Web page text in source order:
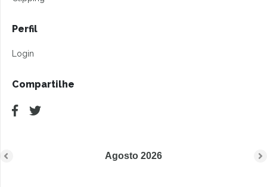
Perfil
Login
Compartilhe
Agosto 2026